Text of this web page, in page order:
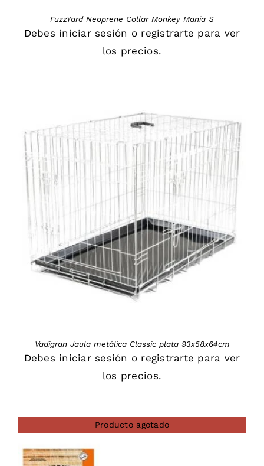
FuzzYard Neoprene Collar Monkey Mania S
Debes iniciar sesión o registrarte para ver
los precios.
Vadigran Jaula metálica Classic plata 93x58x64cm
Debes iniciar sesión o registrarte para ver
los precios.
Producto agotado